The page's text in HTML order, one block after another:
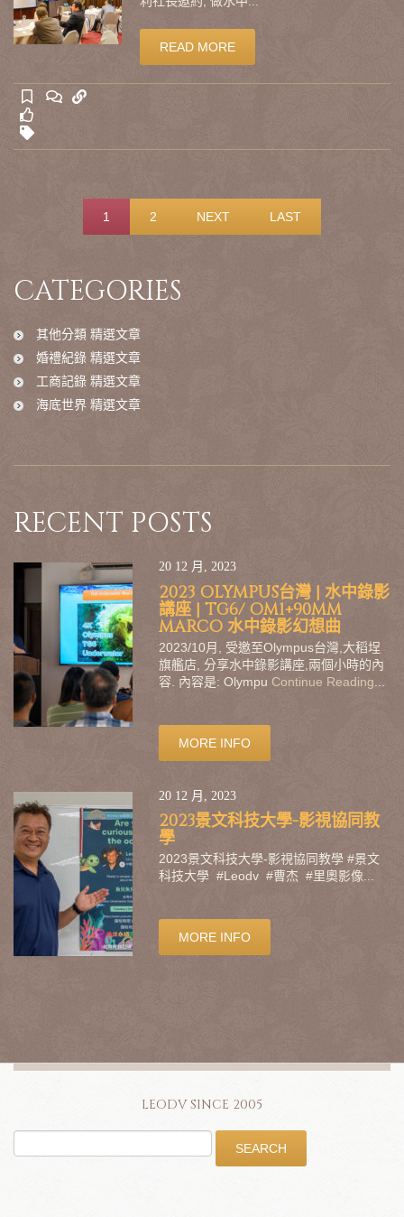
READ MORE
1 2 NEXT LAST
CATEGORIES
其他分類 精選文章
婚禮紀錄 精選文章
工商記錄 精選文章
海底世界 精選文章
RECENT POSTS
20 12 月, 2023
2023 OLYMPUS台灣 | 水中錄影
講座 | TG6/ OM1+90MM
MARCO 水中錄影幻想曲
2023/10月, 受邀至Olympus台灣,大稻埕
旗艦店, 分享水中錄影講座,兩個小時的內
容. 內容是: Olympu Continue Reading
MORE INFO
20 12 月, 2023
2023景文科技大學-影視協同教
學
2023景文科技大學-影視協同教學 #景文
科技大學 #Leodv #曹杰 #里奧影像...
MORE INFO
LEODV SINCE 2005